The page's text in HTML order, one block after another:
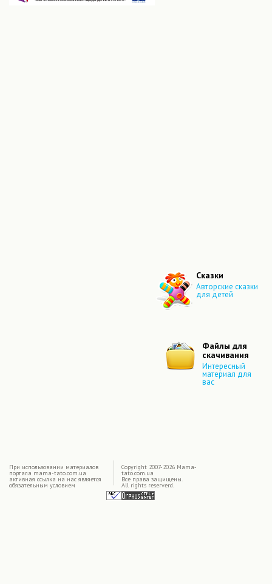
Сказки
Авторские сказки
для детей
Файлы для
скачивания
Интересный
материал для
вас
При использовании материалов
портала mama-tato.com.ua
активная ссылка на нас является
обязательным условием
Copyright 2007-2026 Mama-
tato.com.ua
Все права защищены.
All rights reserverd.